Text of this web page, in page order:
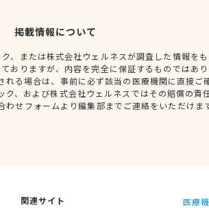
掲載情報について
、または株式会社ウェルネスが調査した情報を
おりますが、内容を完全に保証するものではあ
れる場合は、事前に必ず該当の医療機関に直接ご
、および株式会社ウェルネスではその賠償の責
せフォームより編集部までご連絡をいただけま
関連サイト
医療